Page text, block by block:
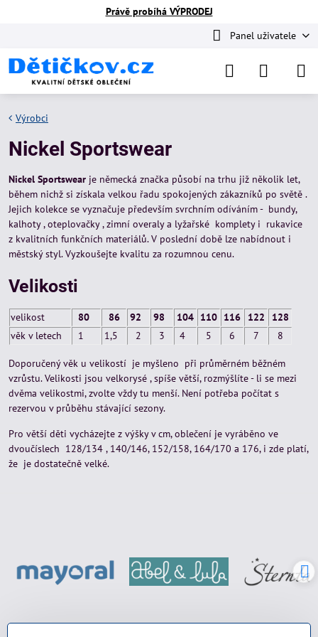
Právě probíhá VÝPRODEJ
Panel uživatele
Výrobci
Nickel Sportswear
Nickel Sportswear je německá značka působí na trhu již několik let,
během nichž si získala velkou řadu spokojených zákazníků po světě .
Jejich kolekce se vyznačuje především svrchním odíváním - bundy,
kalhoty , oteplovačky , zimní overaly a lyžařské komplety i rukavice
z kvalitních funkčních materiálů. V poslední době lze nabídnout i
městský styl. Vyzkoušejte kvalitu za rozumnou cenu.
Velikosti
velikost 80 86 92 98 104 110 116 122
128
věk v letech
1 1,5 2 3 4 5 6 7 8
Doporučený věk u velikostí je myšleno při průměrném běžném
vzrůstu. Velikosti jsou velkorysé , spíše větší, rozmýšlíte - li se mezi
dvěma velikostmi, zvolte vždy tu menší. Není potřeba počítat s
rezervou v průběhu stávající sezony.
Pro větší děti vycházejte z výšky v cm, oblečení je vyráběno ve
dvoučíslech 128/134 , 140/146, 152/158, 164/170 a 176, i zde platí,
že je dostatečně velké.